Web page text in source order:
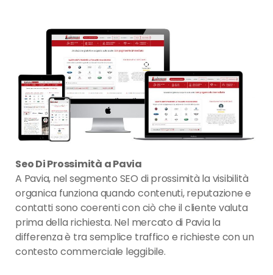
Seo Di Prossimità a Pavia
A Pavia, nel segmento SEO di prossimità la visibilità
organica funziona quando contenuti, reputazione e
contatti sono coerenti con ciò che il cliente valuta
prima della richiesta. Nel mercato di Pavia la
differenza è tra semplice traffico e richieste con un
contesto commerciale leggibile.